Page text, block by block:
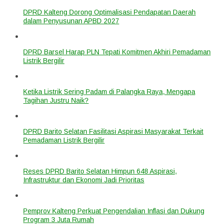
DPRD Kalteng Dorong Optimalisasi Pendapatan Daerah
dalam Penyusunan APBD 2027
DPRD Barsel Harap PLN Tepati Komitmen Akhiri Pemadaman
Listrik Bergilir
Ketika Listrik Sering Padam di Palangka Raya, Mengapa
Tagihan Justru Naik?
DPRD Barito Selatan Fasilitasi Aspirasi Masyarakat Terkait
Pemadaman Listrik Bergilir
Reses DPRD Barito Selatan Himpun 648 Aspirasi,
Infrastruktur dan Ekonomi Jadi Prioritas
Pemprov Kalteng Perkuat Pengendalian Inflasi dan Dukung
Program 3 Juta Rumah